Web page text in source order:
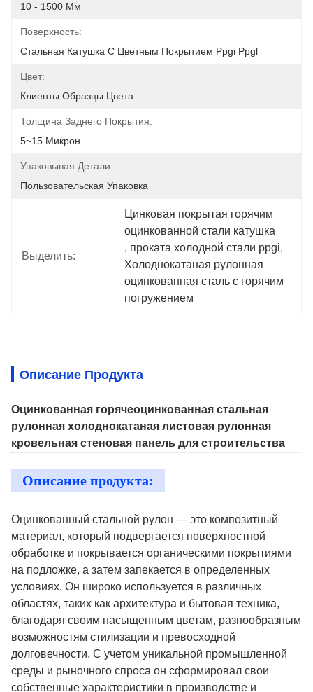
10 - 1500 Мм
Поверхность:
Стальная Катушка С Цветным Покрытием Ppgi Ppgl
Цвет:
Клиенты Образцы Цвета
Толщина Заднего Покрытия:
5~15 Микрон
Упаковывая Детали:
Пользовательская Упаковка
Выделить:
Цинковая покрытая горячим
оцинкованной стали катушка
, проката холодной стали ppgi,
Холоднокатаная рулонная
оцинкованная сталь с горячим
погружением
Описание Продукта
Оцинкованная горячеоцинкованная стальная
рулонная холоднокатаная листовая рулонная
кровельная стеновая панель для строительства
Описание продукта:
Оцинкованный стальной рулон — это композитный
материал, который подвергается поверхностной
обработке и покрывается органическими покрытиями
на подложке, а затем запекается в определенных
условиях. Он широко используется в различных
областях, таких как архитектура и бытовая техника,
благодаря своим насыщенным цветам, разнообразным
возможностям стилизации и превосходной
долговечности. С учетом уникальной промышленной
среды и рыночного спроса он сформировал свои
собственные характеристики в производстве и